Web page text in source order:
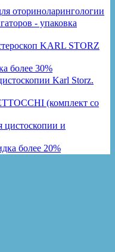
оториноларингологии
- упаковка
KARL STORZ
более 30%
Karl Storz.
(комплект со
цистоскопии и
более 20%